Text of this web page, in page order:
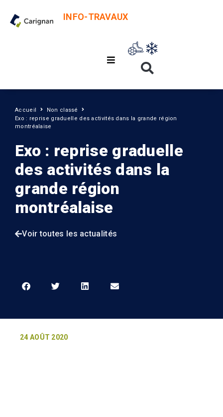
INFO-TRAVAUX
Accueil
Non classé
Exo : reprise graduelle des activités dans la grande région
montréalaise
Exo : reprise graduelle
des activités dans la
grande région
montréalaise
Voir toutes les actualités
24 AOÛT 2020